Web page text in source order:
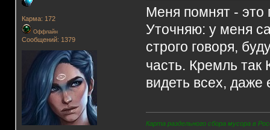
Карма: 172
Оффлайн
Сообщений: 1379
Меня помнят - это
Уточняю: у меня
строго говоря,
часть. Кремль
видеть всех,
Карта раздельного сбора мусора в